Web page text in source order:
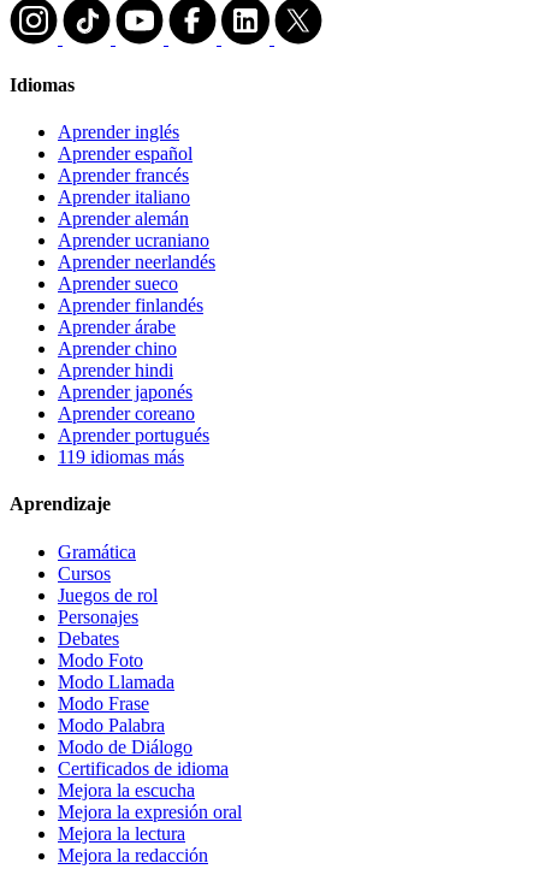
Idiomas
Aprender inglés
Aprender español
Aprender francés
Aprender italiano
Aprender alemán
Aprender ucraniano
Aprender neerlandés
Aprender sueco
Aprender finlandés
Aprender árabe
Aprender chino
Aprender hindi
Aprender japonés
Aprender coreano
Aprender portugués
119 idiomas más
Aprendizaje
Gramática
Cursos
Juegos de rol
Personajes
Debates
Modo Foto
Modo Llamada
Modo Frase
Modo Palabra
Modo de Diálogo
Certificados de idioma
Mejora la escucha
Mejora la expresión oral
Mejora la lectura
Mejora la redacción